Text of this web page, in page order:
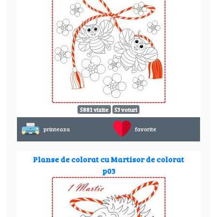
5881 vizite 53 voturi
printeaza favorite
Planse de colorat cu Martisor de colorat
p03